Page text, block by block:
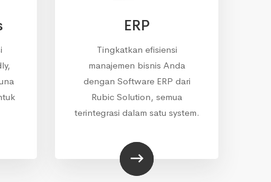
ERP
Tingkatkan efisiensi
manajemen bisnis Anda
dengan Software ERP dari
Rubic Solution, semua
terintegrasi dalam satu system.